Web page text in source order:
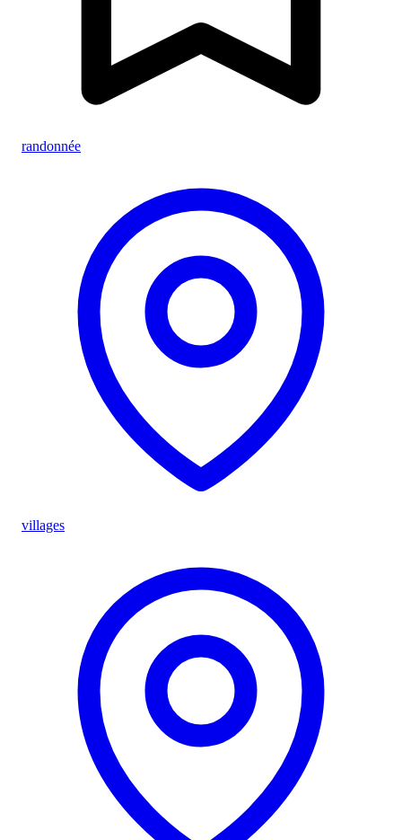
randonnée
villages